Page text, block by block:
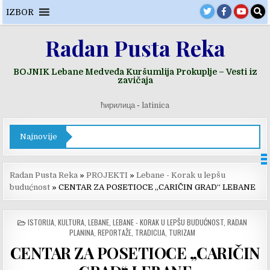
to
IZBOR
Radan Pusta Reka
BOJNIK Lebane Medveđa Kuršumlija Prokuplje – Vesti iz
zavičaja
ћирилица - latinica
Najnovije
Radan Pusta Reka »PROJEKTI »Lebane - Korak u lepšu
budućnost »CENTAR ZA POSETIOCE „CARIČIN GRAD“ LEBANE
POSTED
ISTORIJA, KULTURA, LEBANE, LEBANE - KORAK U LEPŠU BUDUĆNOST, RADAN
PLANINA, REPORTAŽE, TRADICIJA, TURIZAM
CENTAR ZA POSETIOCE „CARIČIN